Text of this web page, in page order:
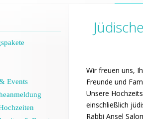
Wir freuen uns,
Freunde und
Unsere
einschließlich
Rabbi Ansel
Events